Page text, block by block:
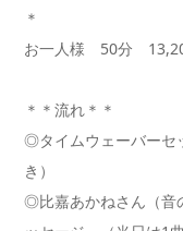
お一人様 50分
＊＊流れ＊＊
◎タイムウェーバーセ
◎比嘉あかねさん（音